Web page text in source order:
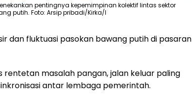
pentingnya kepemimpinan kolektif lintas sektor
putih. Foto: Arsip pribadi/Kirka/I
dan fluktuasi pasokan bawang putih di pasaran
masalah pangan, jalan keluar paling
antar lembaga pemerintah.